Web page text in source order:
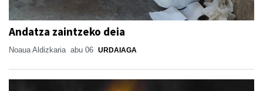
Andatza zaintzeko deia
Noaua Aldizkaria abu 06 URDAIAGA